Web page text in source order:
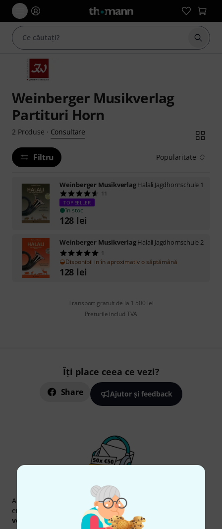
Weinberger Musikverlag
Partituri Horn
2 Produse · Consultare
Filtru Popularitate
Weinberger MusikverlagHalali Jagdhornschule 1
11
TOP SELLER
în stoc
128 lei
Weinberger MusikverlagHalali Jagdhornschule 2
1
Disponibil in în aproximativ o săptămână
128 lei
Transport gratuit de la 1.500 lei
Preturile includ TVA
Îți place ceea ce vezi?
Share Ajutor și feedback
Newsletter Thomann
Abonați-vă la buletinul informativ Thomann în limba
engleză și, cu puțin noroc, puteți câștiga unul dintre
voucherele
în valoare de 50 €fiecare!